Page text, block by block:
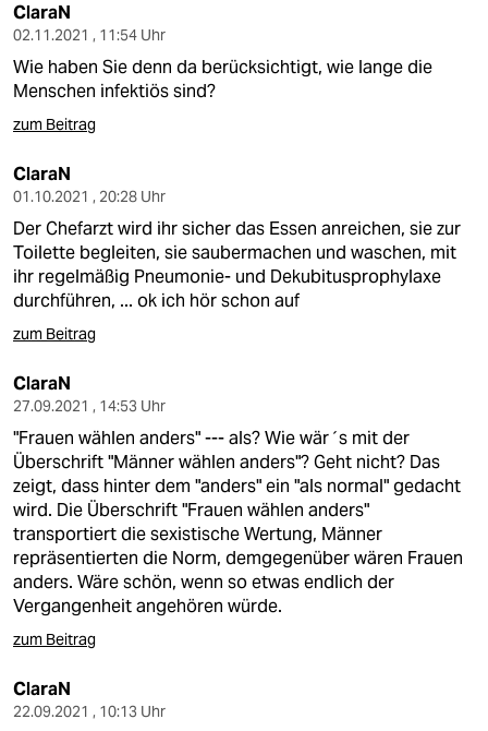
ClaraN
02.11.2021 , 11:54 Uhr
Wie haben Sie denn da berücksichtigt, wie lange die
Menschen infektiös sind?
zum Beitrag
ClaraN
01.10.2021 , 20:28 Uhr
Der Chefarzt wird ihr sicher das Essen anreichen, sie zur
Toilette begleiten, sie saubermachen und waschen, mit
ihr regelmäßig Pneumonie- und Dekubitusprophylaxe
durchführen, ... ok ich hör schon auf
zum Beitrag
ClaraN
27.09.2021 , 14:53 Uhr
"Frauen wählen anders" --- als? Wie wär´s mit der
Überschrift "Männer wählen anders"? Geht nicht? Das
zeigt, dass hinter dem "anders" ein "als normal" gedacht
wird. Die Überschrift "Frauen wählen anders"
transportiert die sexistische Wertung, Männer
repräsentierten die Norm, demgegenüber wären Frauen
anders. Wäre schön, wenn so etwas endlich der
Vergangenheit angehören würde.
zum Beitrag
ClaraN
22.09.2021 , 10:13 Uhr